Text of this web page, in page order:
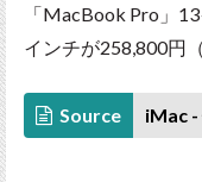
「MacBook Pro」
インチが258,800円
Source iMac -